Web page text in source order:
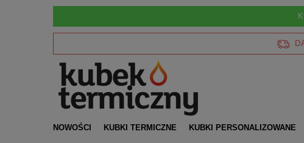
NOWOŚCI KUBKI TERMICZNE KUBKI PERSONALIZOWANE